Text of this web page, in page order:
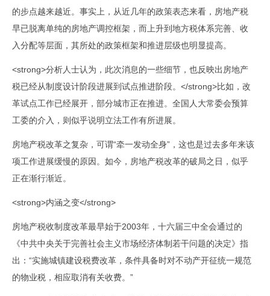
的步点越来越近。事实上，从近几年的政策表态来看，房地产税
早已脱离单纯的房地产调控框架，而上升到地方税体系完善、收
入分配等层面，其所处的政策框架和推进层级也明显提高。
<strong>分析人士认为，此次消息的一些细节，也反映出房地产
税已经从制度设计阶段进展到试点推进阶段。</strong>比如，改
革试点工作已经展开，部分城市正在推进。全国人大常委会预算
工委的介入，则似乎说明立法工作有所进展。
房地产税改革之复杂，可谓“牵一发动全身”，这也是过去多年来该
项工作进展缓慢的原因。如今，房地产税改革的破局之日，似乎
正在渐行渐近。
<strong>内涵之变</strong>
房地产税收制度改革最早始于2003年，十六届三中全会通过的
《中共中央关于完善社会主义市场经济体制若干问题的决定》指
出：“实施城镇建设税费改革，条件具备时对不动产开征统一规范
的物业税，相应取消有关收费。”